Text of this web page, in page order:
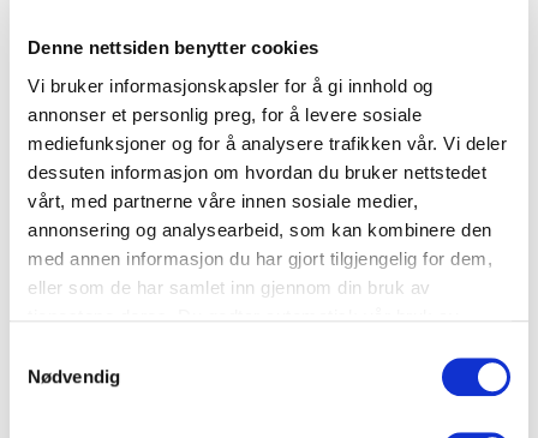
Denne nettsiden benytter cookies
Vi bruker informasjonskapsler for å gi innhold og
annonser et personlig preg, for å levere sosiale
mediefunksjoner og for å analysere trafikken vår. Vi deler
dessuten informasjon om hvordan du bruker nettstedet
vårt, med partnerne våre innen sosiale medier,
annonsering og analysearbeid, som kan kombinere den
med annen informasjon du har gjort tilgjengelig for dem,
eller som de har samlet inn gjennom din bruk av
Nødvendig
Erfaringene viser at matsvinnet er jevnt
fordelt gjennom ukedagene og at det er
minst svinn fra tilberedning og buffet.
Supper laget med overskuddsråvarer og
innføring av fast "restedag" på onsdag er
eksempler på populære tiltak som har
bidratt til å redusere matsvinnet fra
tilberedning og buffet.